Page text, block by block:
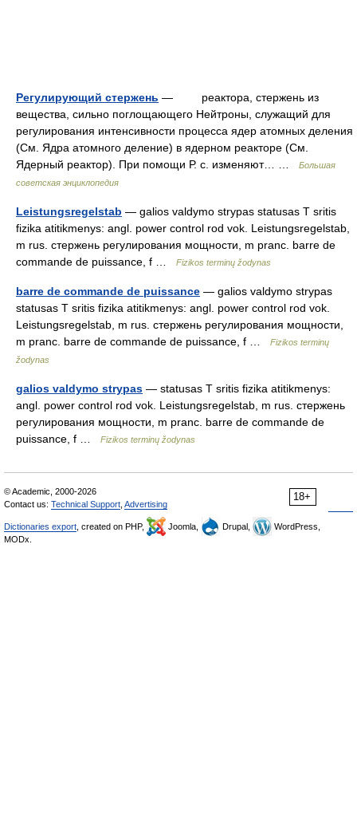
Регулирующий стержень — реактора, стержень из
вещества, сильно поглощающего Нейтроны, служащий для
регулирования интенсивности процесса ядер атомных деления
(См. Ядра атомного деление) в ядерном реакторе (См.
Ядерный реактор). При помощи Р. с. изменяют… …
Большая
советская энциклопедия
Leistungsregelstab — galios valdymo strypas statusas T sritis
fizika atitikmenys: angl. power control rod vok. Leistungsregelstab,
m rus. стержень регулирования мощности, m pranc. barre de
commande de puissance, f …
Fizikos terminų žodynas
barre de commande de puissance — galios valdymo strypas
statusas T sritis fizika atitikmenys: angl. power control rod vok.
Leistungsregelstab, m rus. стержень регулирования мощности,
m pranc. barre de commande de puissance, f …
Fizikos terminų
žodynas
galios valdymo strypas — statusas T sritis fizika atitikmenys:
angl. power control rod vok. Leistungsregelstab, m rus. стержень
регулирования мощности, m pranc. barre de commande de
puissance, f …
Fizikos terminų žodynas
18+
© Academic, 2000-2026
Contact us: Technical Support Advertising
Dictionaries export , created on PHP, Joomla, Drupal,
WordPress,
MODx.